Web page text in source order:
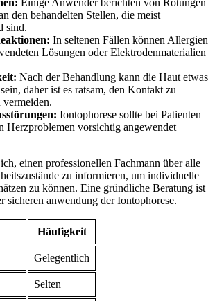
Einige Anwender berichten von Rötungen
den behandelten⁣ Stellen, die meist⁢
sind.
⁢In seltenen Fällen​ können Allergien
Lösungen oder Elektrodenmaterialien‌
Nach der⁤ Behandlung kann die Haut etwas
daher ist es ratsam, den⁣ Kontakt zu
Iontophorese sollte bei Patienten
Herzproblemen ‌vorsichtig‍ angewendet‍
einen professionellen Fachmann ​über ‍alle
zu informieren, um ‌individuelle
zu können. Eine gründliche ⁣Beratung ist
⁤sicheren anwendung der⁣ Iontophorese.
Häufigkeit
Gelegentlich
Selten